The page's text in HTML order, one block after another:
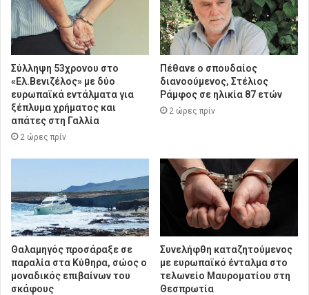
Σύλληψη 53χρονου στο
«Ελ.Βενιζέλος» με δύο
ευρωπαϊκά εντάλματα για
ξέπλυμα χρήματος και
απάτες στη Γαλλία
2 ώρες πρίν
Πέθανε ο σπουδαίος
διανοούμενος, Στέλιος
Ράμφος σε ηλικία 87 ετών
2 ώρες πρίν
Θαλαμηγός προσάραξε σε
παραλία στα Κύθηρα, σώος ο
μοναδικός επιβαίνων του
σκάφους
Συνελήφθη καταζητούμενος
με ευρωπαϊκό ένταλμα στο
τελωνείο Μαυροματίου στη
Θεσπρωτία